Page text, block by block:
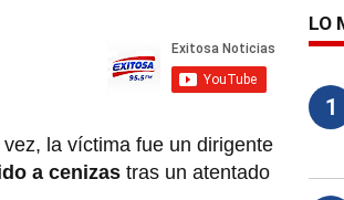
la víctima fue un dirigente
a cenizas tras un atentado
LO
1